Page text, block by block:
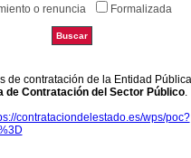
o renuncia
Formalizada
contratación de la Entidad
de Contratación del Sector Público.
contrataciondelestado.es/wps/poc?